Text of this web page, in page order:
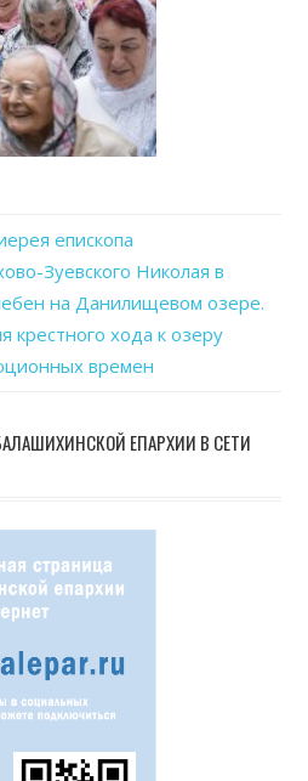
епископа
Зуевского Николая в
на Данилищевом озере.
крестного хода к озеру
времен
ЕПАРХИИ В СЕТИ